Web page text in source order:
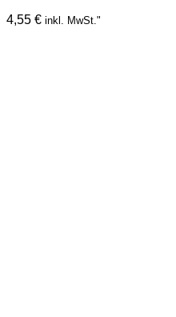
4,55 € inkl. MwSt."